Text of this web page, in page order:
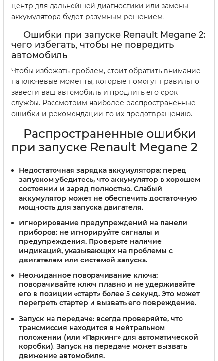
центр для дальнейшей диагностики или замены
аккумулятора будет разумным решением.
Ошибки при запуске Renault Megane 2:
чего избегать, чтобы не повредить
автомобиль
Чтобы избежать проблем, стоит обратить внимание
на ключевые моменты, которые помогут правильно
завести ваш автомобиль и продлить его срок
службы. Рассмотрим наиболее распространенные
ошибки и рекомендации по их предотвращению.
Распространенные ошибки
при запуске Renault Megane 2
Недостаточная зарядка аккумулятора: перед
запуском убедитесь, что аккумулятор в хорошем
состоянии и заряд полностью. Слабый
аккумулятор может не обеспечить достаточную
мощность для запуска двигателя.
Игнорирование предупреждений на панели
приборов: не игнорируйте сигналы и
предупреждения. Проверьте наличие
индикаций, указывающих на проблемы с
двигателем или системой запуска.
Неожиданное поворачивание ключа:
поворачивайте ключ плавно и не удерживайте
его в позиции «старт» более 5 секунд. Это может
перегреть стартер и вызвать его повреждение.
Запуск на передаче: всегда проверяйте, что
трансмиссия находится в нейтральном
положении (или «Паркинг» для автоматической
коробки). Запуск на передаче может вызвать
движение автомобиля.